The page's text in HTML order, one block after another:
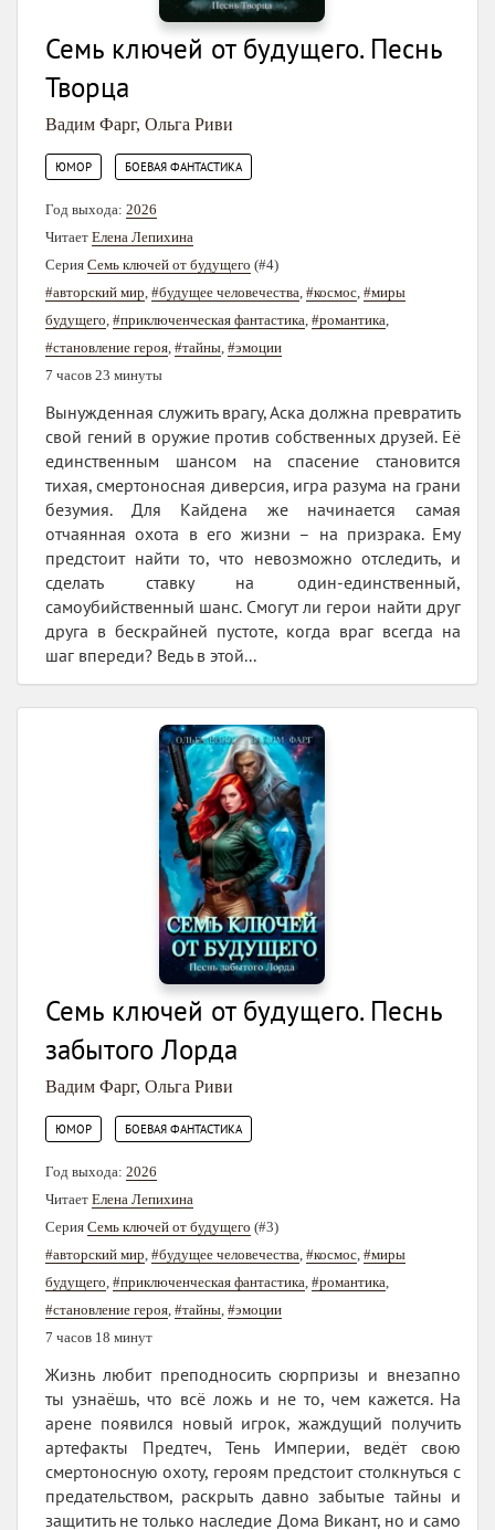
Семь ключей от будущего. Песнь
Творца
Вадим Фарг, Ольга Риви
ЮМОР БОЕВАЯ ФАНТАСТИКА
Год выхода: 2026
Читает Елена Лепихина
Серия Семь ключей от будущего (#4)
#авторский мир, #будущее человечества, #космос, #миры
будущего, #приключенческая фантастика, #романтика,
#становление героя, #тайны, #эмоции
7 часов 23 минуты
Вынужденная служить врагу, Аска должна превратить
свой гений в оружие против собственных друзей. Её
единственным шансом на спасение становится
тихая, смертоносная диверсия, игра разума на грани
безумия. Для Кайдена же начинается самая
отчаянная охота в его жизни – на призрака. Ему
предстоит найти то, что невозможно отследить, и
сделать ставку на один-единственный,
самоубийственный шанс. Смогут ли герои найти друг
друга в бескрайней пустоте, когда враг всегда на
шаг впереди? Ведь в этой...
Семь ключей от будущего. Песнь
забытого Лорда
Вадим Фарг, Ольга Риви
ЮМОР БОЕВАЯ ФАНТАСТИКА
Год выхода: 2026
Читает Елена Лепихина
Серия Семь ключей от будущего (#3)
#авторский мир #будущее человечества #космос #миры
будущего #приключенческая фантастика #романтика
#становление героя #тайны #эмоции
7 часов 18 минут
Жизнь любит преподносить сюрпризы и внезапно
ты узнаёшь, что всё ложь и не то, чем кажется. На
арене появился новый игрок, жаждущий получить
артефакты Предтеч, Тень Империи, ведёт свою
смертоносную охоту, героям предстоит столкнуться с
предательством, раскрыть давно забытые тайны и
защитить не только наследие Дома Викант, но и само